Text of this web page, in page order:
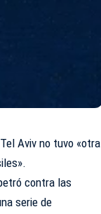
Aviv no tuvo «otra
contra las
serie de